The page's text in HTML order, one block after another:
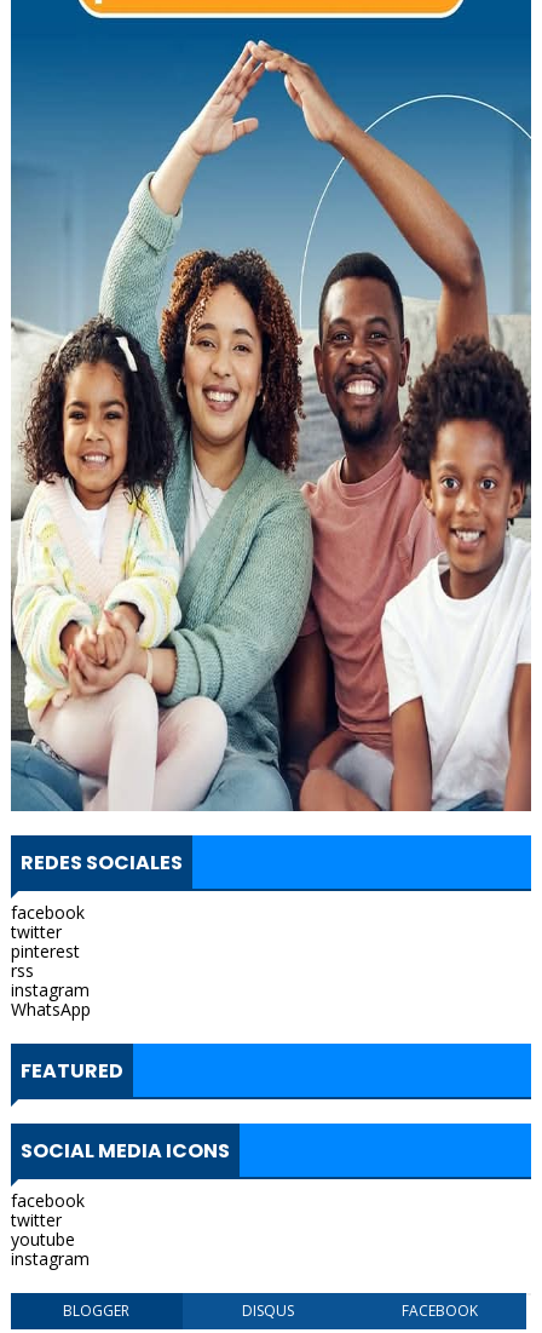
REDES SOCIALES
facebook
twitter
pinterest
rss
instagram
WhatsApp
FEATURED
SOCIAL MEDIA ICONS
facebook
twitter
youtube
instagram
BLOGGER DISQUS FACEBOOK